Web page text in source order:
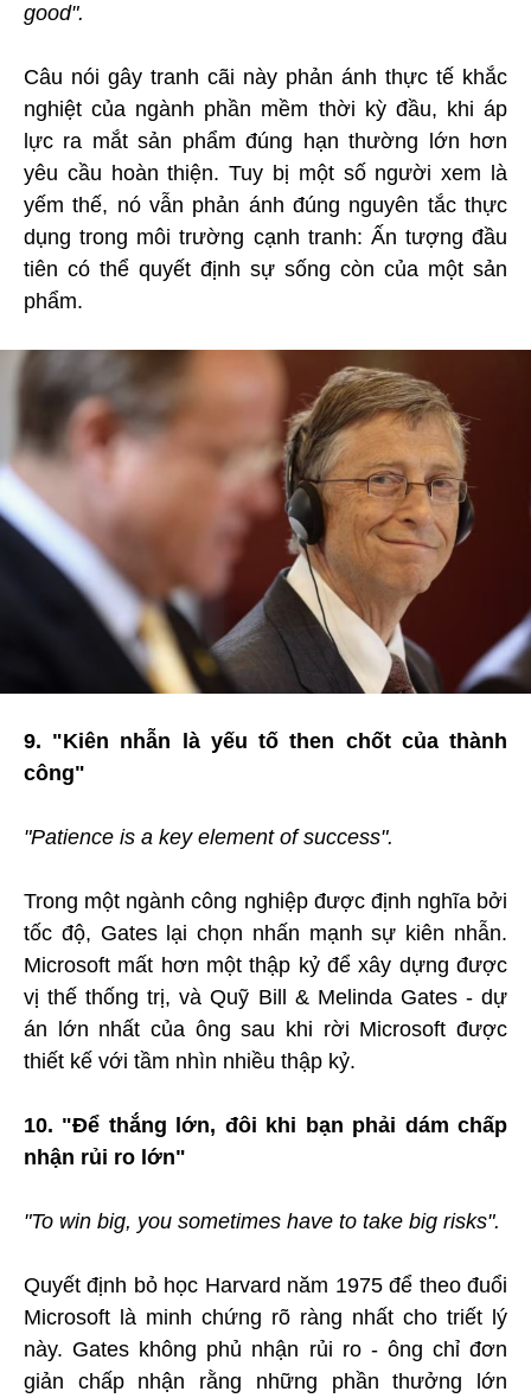
good".
Câu nói gây tranh cãi này phản ánh thực tế khắc
nghiệt của ngành phần mềm thời kỳ đầu, khi áp
lực ra mắt sản phẩm đúng hạn thường lớn hơn
yêu cầu hoàn thiện. Tuy bị một số người xem là
yếm thế, nó vẫn phản ánh đúng nguyên tắc thực
dụng trong môi trường cạnh tranh: Ấn tượng đầu
tiên có thể quyết định sự sống còn của một sản
phẩm.
9. "Kiên nhẫn là yếu tố then chốt của thành
công"
"Patience is a key element of success".
Trong một ngành công nghiệp được định nghĩa bởi
tốc độ, Gates lại chọn nhấn mạnh sự kiên nhẫn.
Microsoft mất hơn một thập kỷ để xây dựng được
vị thế thống trị, và Quỹ Bill & Melinda Gates - dự
án lớn nhất của ông sau khi rời Microsoft được
thiết kế với tầm nhìn nhiều thập kỷ.
10. "Để thắng lớn, đôi khi bạn phải dám chấp
nhận rủi ro lớn"
"To win big, you sometimes have to take big risks".
Quyết định bỏ học Harvard năm 1975 để theo đuổi
Microsoft là minh chứng rõ ràng nhất cho triết lý
này. Gates không phủ nhận rủi ro - ông chỉ đơn
giản chấp nhận rằng những phần thưởng lớn